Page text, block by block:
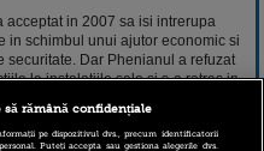
acceptat in 2007 sa isi intrerupa
in schimbul unui ajutor economic si
securitate. Dar Phenianul a refuzat
la instalatiile sale si s-a retras in
nuclear la care participau China,
Rusia si cele doua Corei. In
să rămână confidențiale
pe dispozitivul dvs., precum identificatorii
Puteți accepta sau gestiona alegerile dvs.